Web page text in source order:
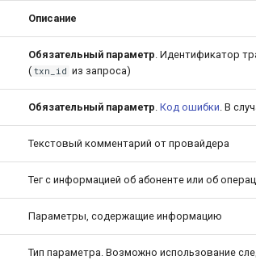
Описание
Обязательный параметр . Идентификатор
( txn_id из запроса)
Обязательный параметр Код ошибки . В
Текстовый комментарий от провайдера
Тег с информацией об абоненте или об
Параметры, содержащие информацию
Тип параметра. Возможно использование